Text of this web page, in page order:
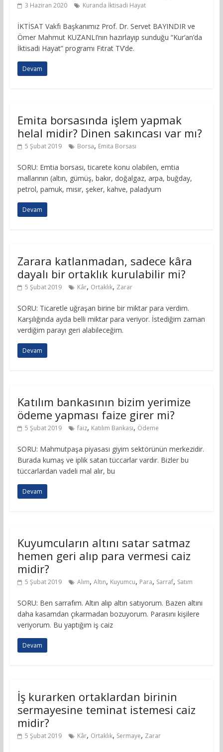
3 Haziran 2020 Kuranda İktisadi Hayat
İKTİSAT Vakfı Başkanımız Prof. Dr. Servet BAYINDIR ve
Ömer Mahmut KUZANLI’nın hazırlayıp sunduğu “Kur’an’da
İktisadi Hayat” programı Fıtrat TV’de.
Devam
Emita borsasında işlem yapmak
helal midir? Dinen sakıncası var mı?
5 Şubat 2019 Borsa, Emita Borsası
SORU: Emtia borsası, ticarete konu olabilen, emtia
mallarının (altın, gümüş, bakır, doğalgaz, arpa, buğday,
petrol, pamuk, mısır, şeker, kahve, paladyum
Devam
Zarara katlanmadan, sadece kâra
dayalı bir ortaklık kurulabilir mi?
5 Şubat 2019 Kâr, Ortaklık, Zarar
SORU: Ticaretle uğraşan birine bir miktar para verdim.
Karşılığında ayda belli miktar para veriyor. İstediğim zaman
verdiğim parayı geri alabileceğim.
Devam
Katılım bankasının bizim yerimize
ödeme yapması faize girer mi?
5 Şubat 2019 faiz, Katılım Bankası, Ödeme
SORU: Mahmutpaşa piyasası giyim sektörünün merkezidir.
Burada kumaş ve iplik satan tüccarlar vardır. Bizler bu
tüccarlardan vadeli mal alır, bu
Devam
Kuyumcuların altını satar satmaz
hemen geri alıp para vermesi caiz
midir?
5 Şubat 2019 Alım, Altın, Kuyumcu, Para, Sarraf, Satım
SORU: Ben sarrafım. Altın alıp altın satıyorum. Bazen altını
daha kasamdan çıkarmadan bozuyorum. Parasını kişilere
veriyorum. Bu yaptığım iş caiz
Devam
İş kurarken ortaklardan birinin
sermayesine teminat istemesi caiz
midir?
5 Şubat 2019 Kâr, Ortaklık, Sermaye, Zarar